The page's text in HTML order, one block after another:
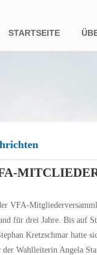
STARTSEITE
VFA-
für drei Jahre. Bis auf
Kretzschmar hatte
der Wahlleiterin Angela